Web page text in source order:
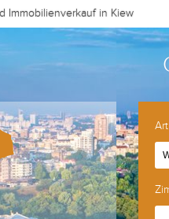
Immobilienverkauf in Kiew